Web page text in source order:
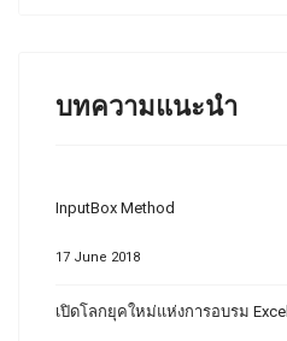
บทความแนะนำ
InputBox Method
17 June 2018
เปิดโลกยุคใหม่แห่งการอบรม Excel